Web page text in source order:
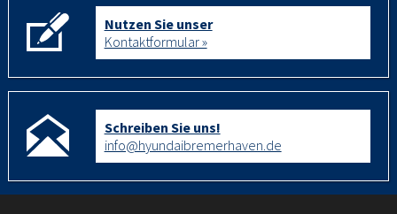
Nutzen Sie unser
Kontaktformular »
Schreiben Sie uns!
info@hyundaibremerhaven.de